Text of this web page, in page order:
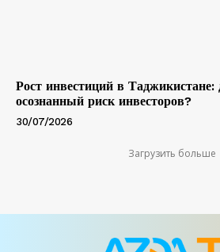
Рост инвестиций в Таджикистане:
осознанный риск инвесторов?
30/07/2026
Загрузить больше